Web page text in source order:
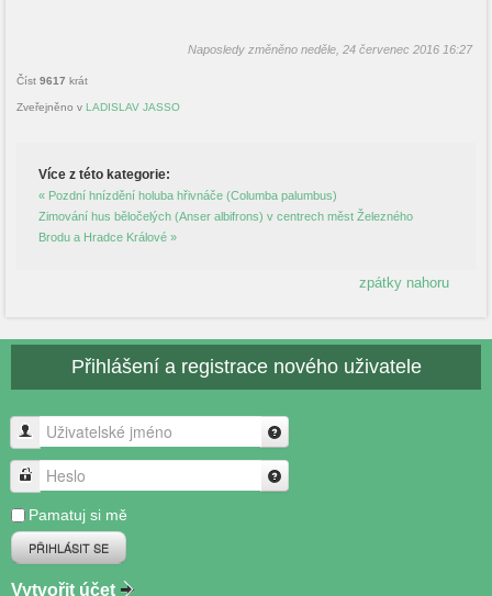
Naposledy změněno neděle, 24 červenec 2016 16:27
Číst 9617 krát
Zveřejněno v LADISLAV JASSO
Více z této kategorie:
« Pozdní hnízdění holuba hřivnáče (Columba palumbus)
Zimování hus běločelých (Anser albifrons) v centrech měst Železného
Brodu a Hradce Králové »
zpátky nahoru
Přihlášení a registrace nového uživatele
Uživatelské jméno
Heslo
Pamatuj si mě
PŘIHLÁSIT SE
Vytvořit účet